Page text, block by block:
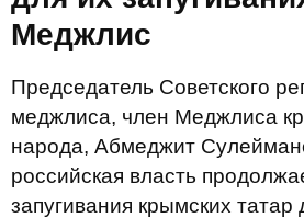
Меджлис
Председатель Советского
меджлиса, член Меджлиса
народа, Абмеджит
российская власть
запугивания крымских татар